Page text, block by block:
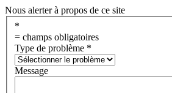
Nous alerter à propos de ce site
*
= champs obligatoires
Type de problème *
Message